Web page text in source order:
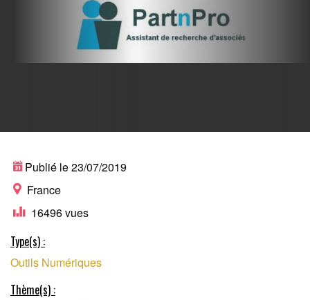
PLATEFORME DE
MISE EN RELATION
D'ENTREPRENEURS
Publié le 23/07/2019
France
16496 vues
Type(s) :
Outils Numériques
Thème(s) :